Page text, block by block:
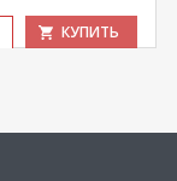
КУПИТЬ